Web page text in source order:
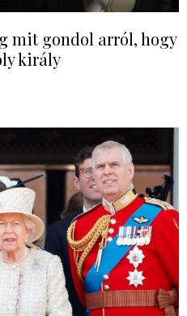
mit gondol arról, hogy
király